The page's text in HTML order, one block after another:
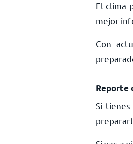
El clima
mejor
Con
Reporte
Si